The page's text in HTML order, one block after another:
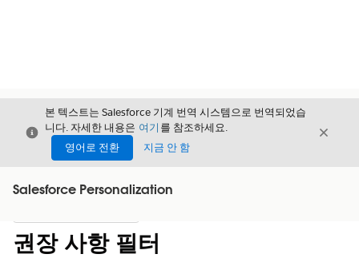
닫기
본 텍스트는 Salesforce 기계 번역 시스템으로 번역되었습
니다. 자세한 내용은 여기 를 참조하세요.
영어로 전환
지금 안 함
닫기
Salesforce Personalization
권장 사항 필터